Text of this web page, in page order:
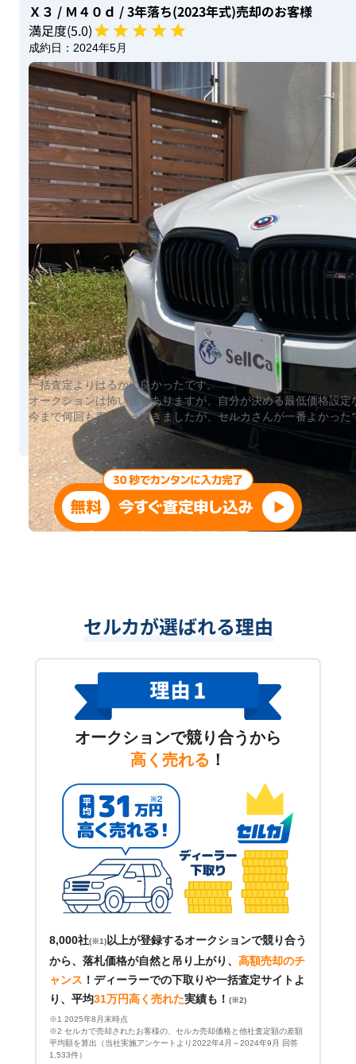
Ｘ３ / Ｍ４０ｄ / 3年落ち(2023年式)売却のお客様
満足度(5.0)
成約日： 2024年5月
一括査定よりはるかに良かったです。
オークションは怖い面もありますが、自分が決める最低価格設
今まで何回も車も売ってきましたが、セルカさんが一番よかった
セルカが選ばれる理由
オークションで競り合うから
高く売れる ！
8,000社(※1) 以上が登録するオークションで競り合う
から、落札価格が自然と吊り上がり、 高額売却のチ
ャンス ！ ディーラーでの下取りや一括査定サイトよ
り、平均31万円高く売れた実績も！ (※2)
※1 2025年8月末時点
※2 セルカで売却されたお客様の、セルカ売却価格と他社査定額の差額
平均額を算出（当社実施アンケートより2022年4月～2024年9月 回答
1,533件）